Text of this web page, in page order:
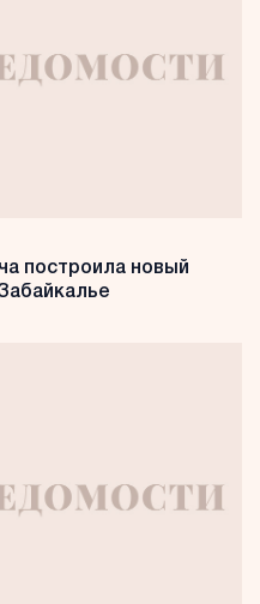
построила новый